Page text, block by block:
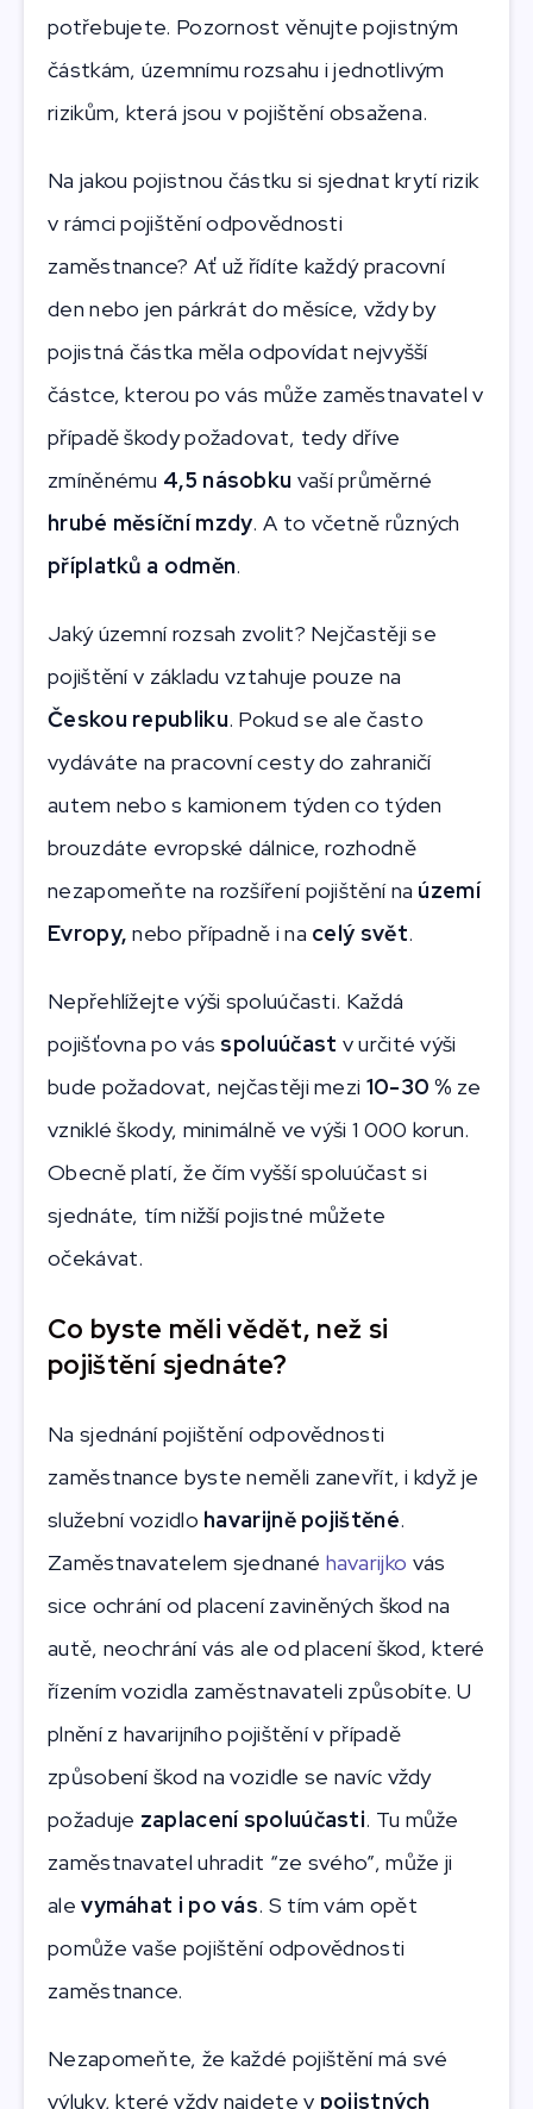
potřebujete. Pozornost věnujte pojistným
částkám, územnímu rozsahu i jednotlivým
rizikům, která jsou v pojištění obsažena.
Na jakou pojistnou částku si sjednat krytí rizik
v rámci pojištění odpovědnosti
zaměstnance? Ať už řídíte každý pracovní
den nebo jen párkrát do měsíce, vždy by
pojistná částka měla odpovídat nejvyšší
částce, kterou po vás může zaměstnavatel v
případě škody požadovat, tedy dříve
zmíněnému 4,5 násobku vaší průměrné
hrubé měsíční mzdy. A to včetně různých
příplatků a odměn.
Jaký územní rozsah zvolit? Nejčastěji se
pojištění v základu vztahuje pouze na
Českou republiku. Pokud se ale často
vydáváte na pracovní cesty do zahraničí
autem nebo s kamionem týden co týden
brouzdáte evropské dálnice, rozhodně
nezapomeňte na rozšíření pojištění na území
Evropy,nebo případně i na celý svět.
Nepřehlížejte výši spoluúčasti. Každá
pojišťovna po vás spoluúčast v určité výši
bude požadovat, nejčastěji mezi 10-30 % ze
vzniklé škody, minimálně ve výši 1 000 korun.
Obecně platí, že čím vyšší spoluúčast si
sjednáte, tím nižší pojistné můžete
očekávat.
Co byste měli vědět, než si
pojištění sjednáte?
Na sjednání pojištění odpovědnosti
zaměstnance byste neměli zanevřít, i když je
služební vozidlo havarijně pojištěné.
Zaměstnavatelem sjednané havarijko vás
sice ochrání od placení zaviněných škod na
autě, neochrání vás ale od placení škod, které
řízením vozidla zaměstnavateli způsobíte. U
plnění z havarijního pojištění v případě
způsobení škod na vozidle se navíc vždy
požaduje zaplacení spoluúčasti. Tu může
zaměstnavatel uhradit “ze svého”, může ji
alevymáhat i po vás. S tím vám opět
pomůže vaše pojištění odpovědnosti
zaměstnance.
Nezapomeňte, že každé pojištění má své
výluky, které vždy najdete v pojistných